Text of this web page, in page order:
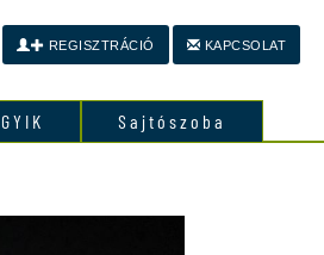
GYIK
Sajtószoba
REGISZTRÁCIÓ KAPCSOLAT